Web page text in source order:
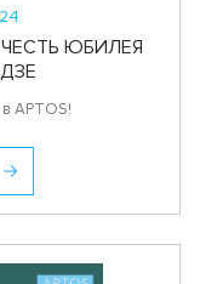
ЮБИЛЕЯ
APTOS!